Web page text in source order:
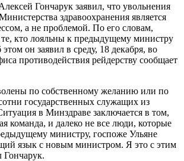
Гончарук заявил, что увольнения
здравоохранения является
а не проблемой. По его словам,
кто лояльны к предыдущему министру
он заявил в среду, 18 декабря, во
противодействия рейдерству сообщает
по собственному желанию или по
государственных служащих из
в Минздраве заключается в том,
команда, и далеко не все люди, которые
министру, госпоже Ульяне
язык с новым министром. Я это с этим
Гончарук.